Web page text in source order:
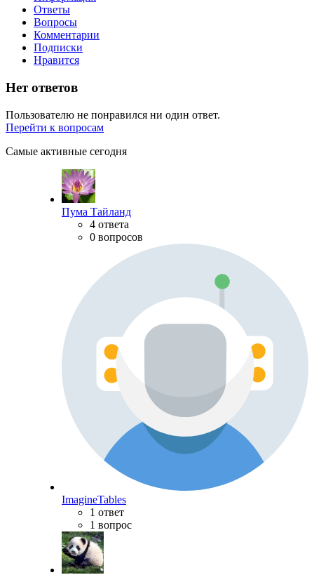
Ответы
Вопросы
Комментарии
Подписки
Нравится
Нет ответов
Пользователю не понравился ни один ответ.
Перейти к вопросам
Самые активные сегодня
Пума Тайланд
4 ответа
0 вопросов
ImagineTables
1 ответ
1 вопрос